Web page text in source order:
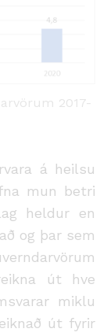
2017-
á heilsu
mun betri
heldur en
og þar sem
út hve
miklu
út fyrir